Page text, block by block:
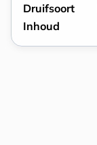
Druifsoort
Inhoud